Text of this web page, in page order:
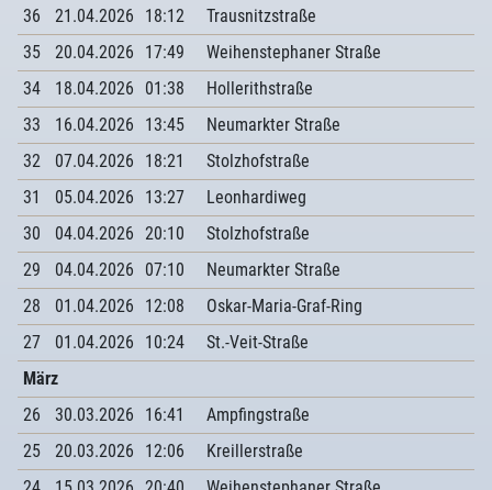
36
21.04.2026 18:12
Trausnitzstraße
35
20.04.2026 17:49
Weihenstephaner Straße
34
18.04.2026 01:38
Hollerithstraße
33
16.04.2026 13:45
Neumarkter Straße
32
07.04.2026 18:21
Stolzhofstraße
31
05.04.2026 13:27
Leonhardiweg
30
04.04.2026 20:10
Stolzhofstraße
29
04.04.2026 07:10
Neumarkter Straße
28
01.04.2026 12:08
Oskar-Maria-Graf-Ring
27
01.04.2026 10:24
St.-Veit-Straße
März
26
30.03.2026 16:41
Ampfingstraße
25
20.03.2026 12:06
Kreillerstraße